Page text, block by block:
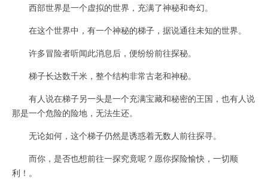
西部世界是一个虚拟的世界，充满了神秘和奇幻。
在这个世界中，有一个神秘的梯子，据说通往未知的世界。
许多冒险者听闻此消息后，便纷纷前往探秘。
梯子长达数千米，整个结构非常古老和神秘。
有人说在梯子另一头是一个充满宝藏和秘密的王国，也有人说
那是一个危险的险地，无法生还。
无论如何，这个梯子仍然是诱惑着无数人前往探寻。
而你，是否也想前往一探究竟呢？愿你探险愉快，一切顺
利！。